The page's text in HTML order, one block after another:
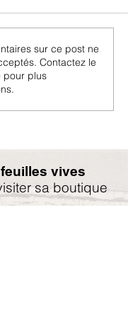
sur ce post ne
Contactez le
pour plus
vives
sa boutique